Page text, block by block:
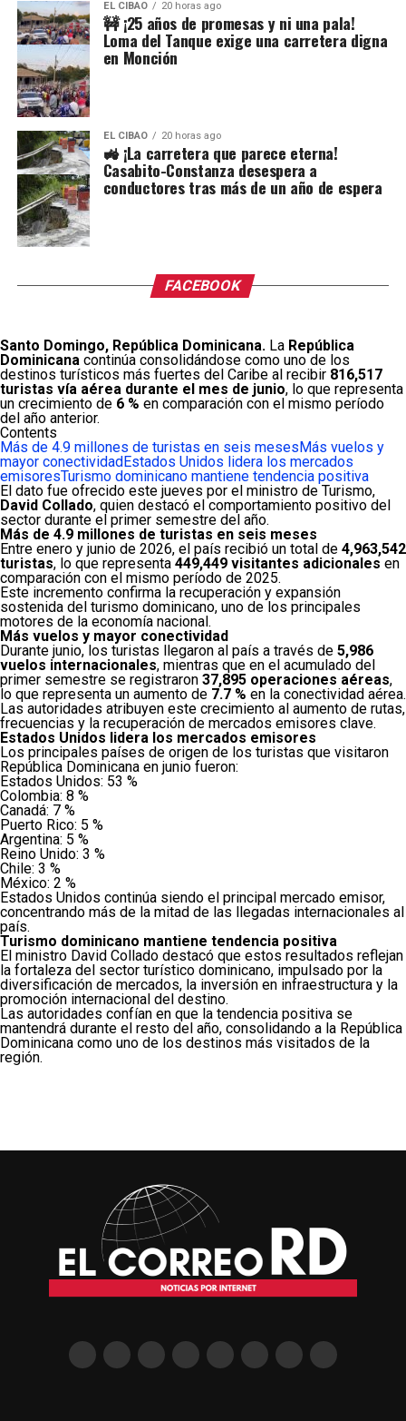
EL CIBAO 20 horas ago
🚧 ¡25 años de promesas y ni una pala!
Loma del Tanque exige una carretera digna
en Monción
EL CIBAO 20 horas ago
🚜 ¡La carretera que parece eterna!
Casabito-Constanza desespera a
conductores tras más de un año de espera
FACEBOOK
Santo Domingo, República Dominicana. La República
Dominicana continúa consolidándose como uno de los
destinos turísticos más fuertes del Caribe al recibir 816,517
turistas vía aérea durante el mes de junio, lo que representa
un crecimiento de 6 % en comparación con el mismo período
del año anterior.
Contents
Más de 4.9 millones de turistas en seis meses Más vuelos y
mayor conectividad Estados Unidos lidera los mercados
emisoresTurismo dominicano mantiene tendencia positiva
El dato fue ofrecido este jueves por el ministro de Turismo,
David Collado, quien destacó el comportamiento positivo del
sector durante el primer semestre del año.
Más de 4.9 millones de turistas en seis meses
Entre enero y junio de 2026, el país recibió un total de 4,963,542
turistas, lo que representa 449,449 visitantes adicionales en
comparación con el mismo período de 2025.
Este incremento confirma la recuperación y expansión
sostenida del turismo dominicano, uno de los principales
motores de la economía nacional.
Más vuelos y mayor conectividad
Durante junio, los turistas llegaron al país a través de 5,986
vuelos internacionales, mientras que en el acumulado del
primer semestre se registraron 37,895 operaciones aéreas,
lo que representa un aumento de 7.7 % en la conectividad aérea.
Las autoridades atribuyen este crecimiento al aumento de rutas,
frecuencias y la recuperación de mercados emisores clave.
Estados Unidos lidera los mercados emisores
Los principales países de origen de los turistas que visitaron
República Dominicana en junio fueron:
Estados Unidos: 53 %
Colombia: 8 %
Canadá: 7 %
Puerto Rico: 5 %
Argentina: 5 %
Reino Unido: 3 %
Chile: 3 %
México: 2 %
Estados Unidos continúa siendo el principal mercado emisor,
concentrando más de la mitad de las llegadas internacionales al
país.
Turismo dominicano mantiene tendencia positiva
El ministro David Collado destacó que estos resultados reflejan
la fortaleza del sector turístico dominicano, impulsado por la
diversificación de mercados, la inversión en infraestructura y la
promoción internacional del destino.
Las autoridades confían en que la tendencia positiva se
mantendrá durante el resto del año, consolidando a la República
Dominicana como uno de los destinos más visitados de la
región.